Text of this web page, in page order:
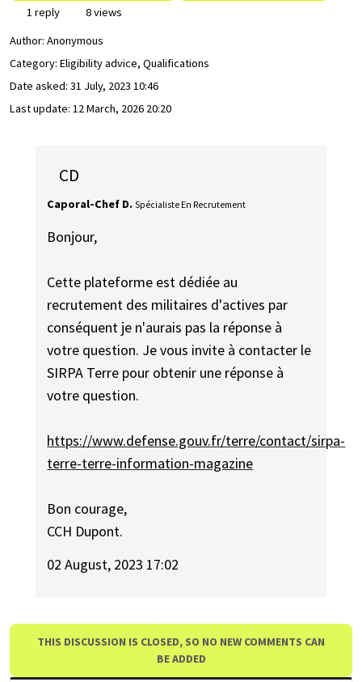
1 reply
8 views
Author: Anonymous
Category: Eligibility advice, Qualifications
Date asked: 31 July, 2023 10:46
Last update: 12 March, 2026 20:20
CD
Caporal-Chef D. Spécialiste En Recrutement
Bonjour,
Cette plateforme est dédiée au
recrutement des militaires d'actives par
conséquent je n'aurais pas la réponse à
votre question. Je vous invite à contacter le
SIRPA Terre pour obtenir une réponse à
votre question.
https://www.defense.gouv.fr/terre/contact/sirpa-
terre-terre-information-magazine
Bon courage,
CCH Dupont.
02 August, 2023 17:02
THIS DISCUSSION IS CLOSED, SO NO NEW COMMENTS CAN
BE ADDED